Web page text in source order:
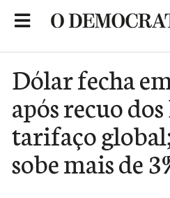
Dólar fecha
após recuo
tarifaço
sobe mais de